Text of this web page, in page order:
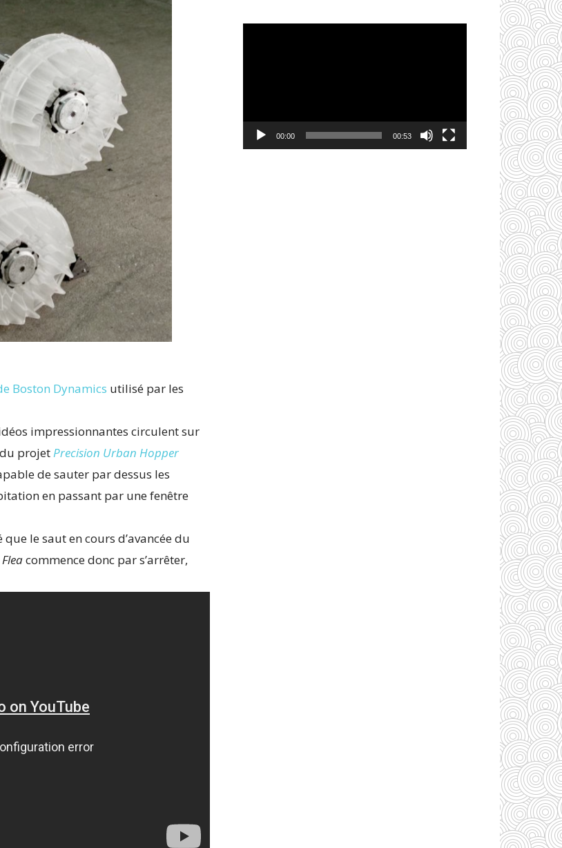
Boston Dynamics utilisé par les
impressionnantes circulent sur
projetPrecision Urban Hopper
de sauter par dessus les
en passant par une fenêtre
le saut en cours d’avancée du
commence donc par s’arrêter,
00:00 00:53